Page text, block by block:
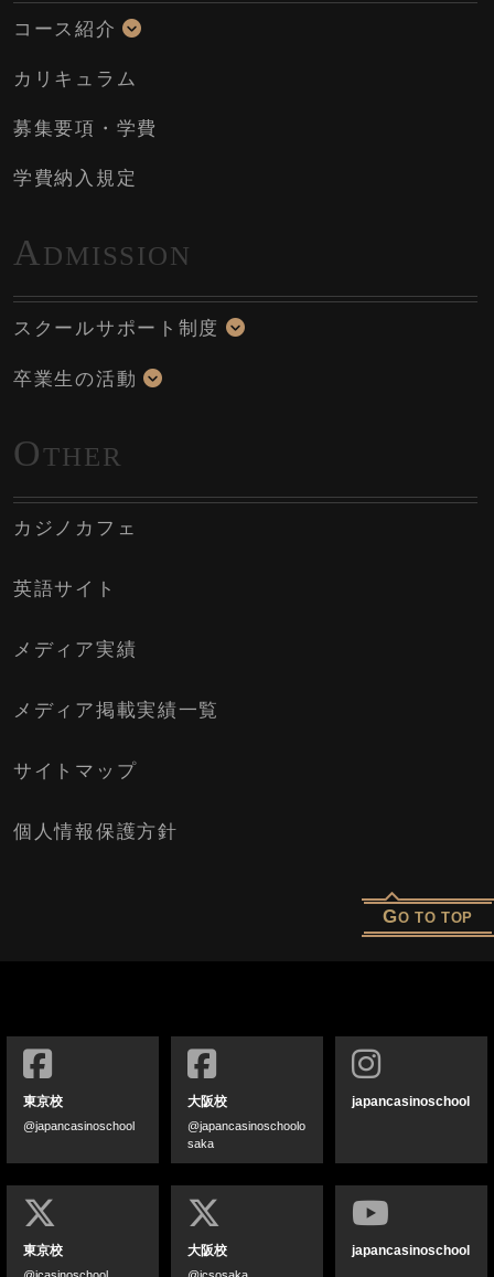
コース紹介
カリキュラム
募集要項・学費
学費納入規定
A DMISSION
スクールサポート制度
卒業生の活動
OTHER
カジノカフェ
英語サイト
メディア実績
メディア掲載実績一覧
サイトマップ
個人情報保護方針
GO TO TOP
東京校
@japancasinoschool
大阪校
@japancasinoschoolo
saka
japancasinoschool
東京校 大阪校 japancasinoschool